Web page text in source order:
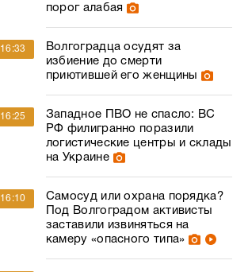
порог алабая
16:33
Волгоградца осудят за
избиение до смерти
приютившей его женщины
16:25
Западное ПВО не спасло: ВС
РФ филигранно поразили
логистические центры и склады
на Украине
16:10
Самосуд или охрана порядка?
Под Волгоградом активисты
заставили извиняться на
камеру «опасного типа»